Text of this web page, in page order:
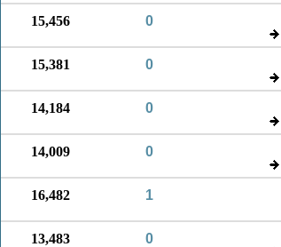
0
15,456
0
15,381
0
14,184
0
14,009
1
16,482
0
13,483